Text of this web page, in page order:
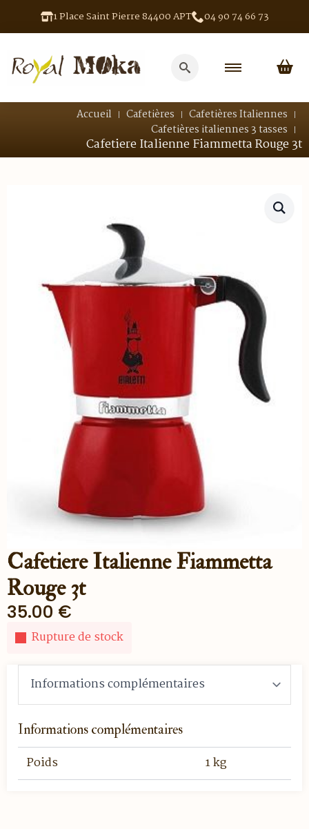
1 Place Saint Pierre 84400 APT 04 90 74 66 73
for:
Accueil Cafetières
Cafetières Italiennes
Cafetières italiennes 3 tasses
Cafetiere Italienne Fiammetta Rouge 3t
Cafetiere Italienne Fiammetta
Rouge 3t
35.00 €
Rupture de stock
Informations complémentaires
Poids 1 kg